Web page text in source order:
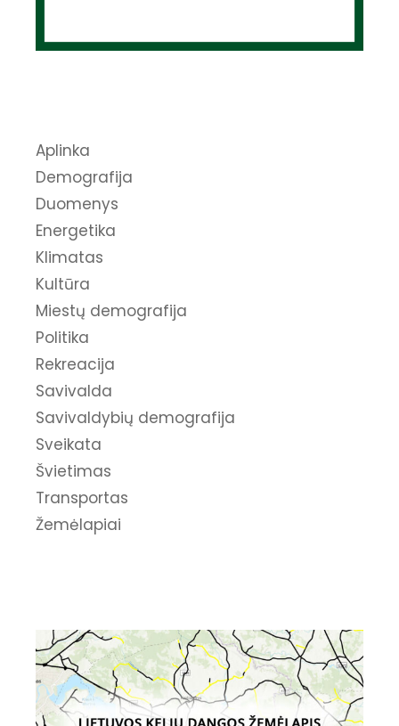
Aplinka
Demografija
Duomenys
Energetika
Klimatas
Kultūra
Miestų demografija
Politika
Rekreacija
Savivalda
Savivaldybių demografija
Sveikata
Švietimas
Transportas
Žemėlapiai